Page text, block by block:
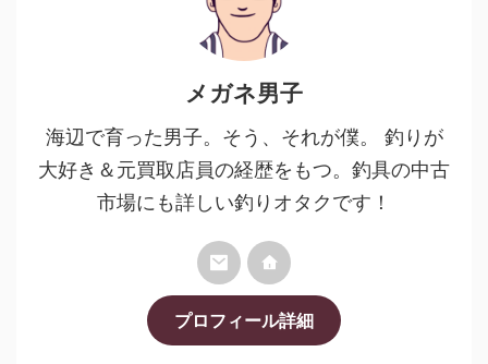
メガネ男子
海辺で育った男子。そう、それが僕。 釣りが
大好き＆元買取店員の経歴をもつ。釣具の中古
市場にも詳しい釣りオタクです！
プロフィール詳細